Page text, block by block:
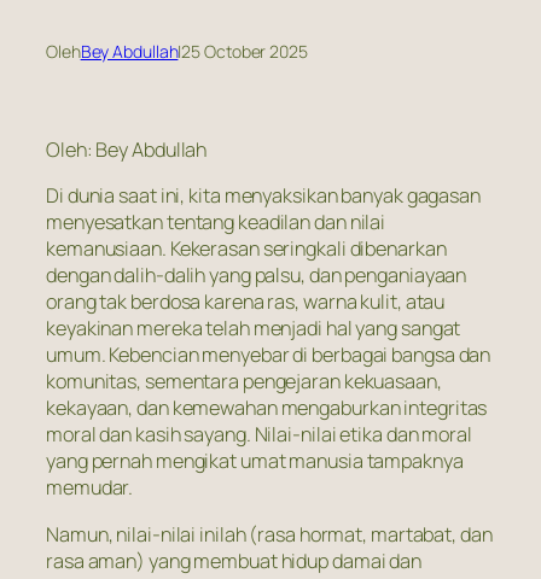
OlehBey Abdullah|25 October 2025
Oleh: Bey Abdullah
Di dunia saat ini, kita menyaksikan banyak gagasan
menyesatkan tentang keadilan dan nilai
kemanusiaan. Kekerasan seringkali dibenarkan
dengan dalih-dalih yang palsu, dan penganiayaan
orang tak berdosa karena ras, warna kulit, atau
keyakinan mereka telah menjadi hal yang sangat
umum. Kebencian menyebar di berbagai bangsa dan
komunitas, sementara pengejaran kekuasaan,
kekayaan, dan kemewahan mengaburkan integritas
moral dan kasih sayang. Nilai-nilai etika dan moral
yang pernah mengikat umat manusia tampaknya
memudar.
Namun, nilai-nilai inilah (rasa hormat, martabat, dan
rasa aman) yang membuat hidup damai dan